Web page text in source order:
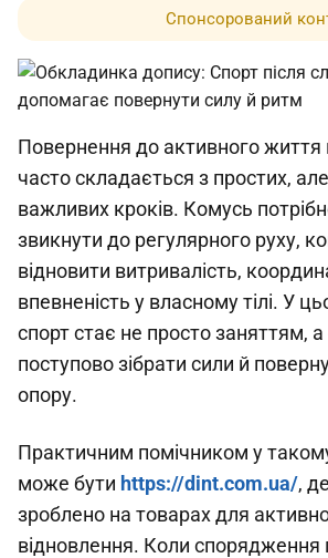
Спонсорований
Повернення до активного життя
часто складається з простих,
важливих кроків. Комусь
звикнути до регулярного руху,
відновити витривалість,
впевненість у власному тілі. У
спорт стає не просто заняттям,
поступово зібрати сили й
опору.
Практичним помічником у
може бути https://dint.com.ua/,
зроблено на товарах для
відновлення. Коли спорядження